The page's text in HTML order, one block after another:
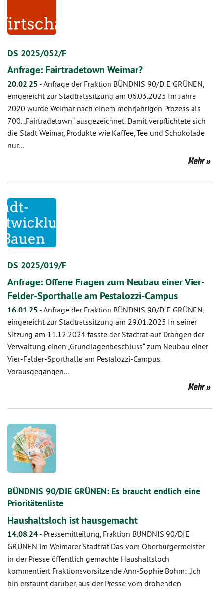
DS 2025/052/F
Anfrage: Fairtradetown Weimar?
20.02.25 -Anfrage der Fraktion BÜNDNIS 90/DIE GRÜNEN,
eingereicht zur Stadtratssitzung am 06.03.2025 Im Jahre
2020 wurde Weimar nach einem mehrjährigen Prozess als
700. „Fairtradetown“ ausgezeichnet. Damit verpflichtete sich
die Stadt Weimar, Produkte wie Kaffee, Tee und Schokolade
nur…
Mehr
DS 2025/019/F
Anfrage: Offene Fragen zum Neubau einer Vier-
Felder-Sporthalle am Pestalozzi-Campus
16.01.25 -Anfrage der Fraktion BÜNDNIS 90/DIE GRÜNEN,
eingereicht zur Stadtratssitzung am 29.01.2025 In seiner
Sitzung am 11.12.2024 fasste der Stadtrat auf Drängen der
Verwaltung einen „Grundlagenbeschluss“ zum Neubau einer
Vier-Felder-Sporthalle am Pestalozzi-Campus.
Vorausgegangen…
Mehr
BÜNDNIS 90/DIE GRÜNEN: Es braucht endlich eine
Prioritätenliste
Haushaltsloch ist hausgemacht
14.08.24 - Pressemitteilung, Fraktion BÜNDNIS 90/DIE
GRÜNEN im Weimarer Stadtrat Das vom Oberbürgermeister
in der Presse öffentlich gemachte Haushaltsloch
kommentiert Fraktionsvorsitzende Ann-Sophie Bohm: „Ich
bin erstaunt darüber, aus der Presse vom drohenden